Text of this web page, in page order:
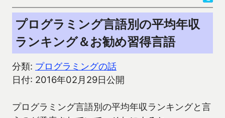
プログラミング言語別の平均年収
ランキング＆お勧め習得言語
分類: プログラミングの話
日付: 2016年02月29日公開
プログラミング言語別の平均年収ランキングと言